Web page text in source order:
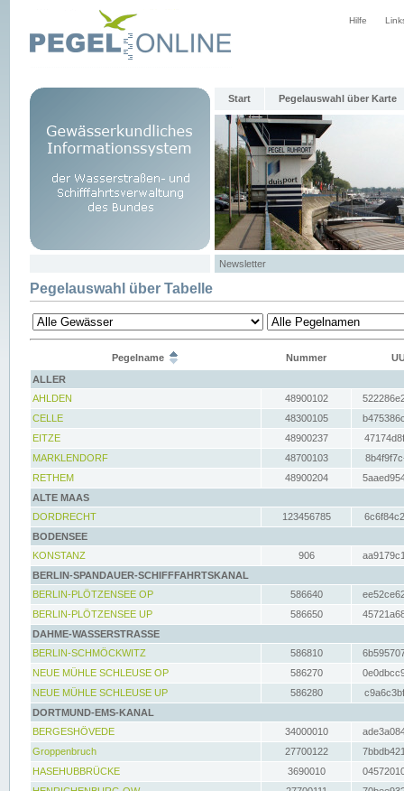
Hilfe
Start Pegelauswahl über Karte
Newsletter
Pegelauswahl über Tabelle
Pegelname Nummer
ALLER
AHLDEN
48900102
CELLE
48300105
EITZE
48900237
MARKLENDORF
48700103
RETHEM
48900204
ALTE MAAS
DORDRECHT
123456785
BODENSEE
KONSTANZ
906
BERLIN-SPANDAUER-SCHIFFFAHRTSKANAL
BERLIN-PLÖTZENSEE OP
586640
BERLIN-PLÖTZENSEE UP
586650
DAHME-WASSERSTRASSE
BERLIN-SCHMÖCKWITZ
586810
NEUE MÜHLE SCHLEUSE OP
586270
NEUE MÜHLE SCHLEUSE UP
586280
DORTMUND-EMS-KANAL
BERGESHÖVEDE
34000010
Groppenbruch
27700122
HASEHUBBRÜCKE
3690010